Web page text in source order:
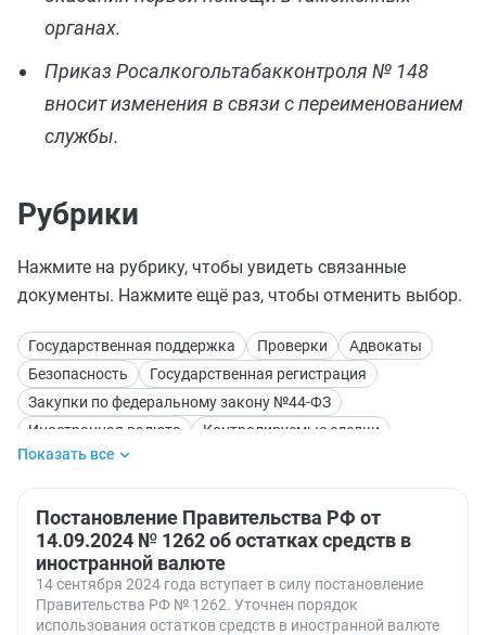
органах.
Приказ Росалкогольтабакконтроля № 148
вносит изменения в связи с переименованием
службы.
Рубрики
Нажмите на рубрику, чтобы увидеть связанные
документы. Нажмите ещё раз, чтобы отменить выбор.
Государственная поддержка Проверки
Адвокаты
Безопасность
Государственная регистрация
Закупки по федеральному закону №44-ФЗ
Иностранная валюта
Контролируемые сделки
Лицензии. Лицензирование
Суд
Условия труда
Показать все
Постановление Правительства РФ от
14.09.2024 № 1262 об остатках средств в
иностранной валюте
14 сентября 2024 года вступает в силу постановление
Правительства РФ № 1262. Уточнен порядок
использования остатков средств в иностранной валюте